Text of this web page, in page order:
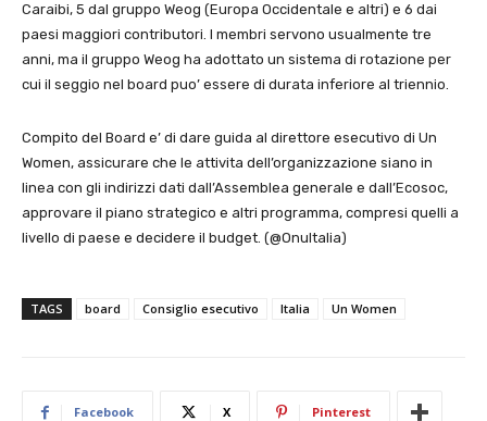
Caraibi, 5 dal gruppo Weog (Europa Occidentale e altri) e 6 dai
paesi maggiori contributori. I membri servono usualmente tre
anni, ma il gruppo Weog ha adottato un sistema di rotazione per
cui il seggio nel board puo’ essere di durata inferiore al triennio.
Compito del Board e’ di dare guida al direttore esecutivo di Un
Women, assicurare che le attivita dell’organizzazione siano in
linea con gli indirizzi dati dall’Assemblea generale e dall’Ecosoc,
approvare il piano strategico e altri programma, compresi quelli a
livello di paese e decidere il budget. (@OnuItalia)
TAGS board Consiglio esecutivo Italia Un Women
Facebook X Pinterest